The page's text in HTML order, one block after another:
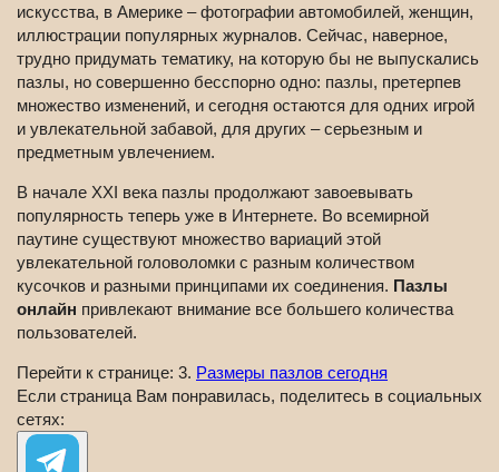
искусства, в Америке – фотографии автомобилей, женщин,
иллюстрации популярных журналов. Сейчас, наверное,
трудно придумать тематику, на которую бы не выпускались
пазлы, но совершенно бесспорно одно: пазлы, претерпев
множество изменений, и сегодня остаются для одних игрой
и увлекательной забавой, для других – серьезным и
предметным увлечением.
В начале XXI века пазлы продолжают завоевывать
популярность теперь уже в Интернете. Во всемирной
паутине существуют множество вариаций этой
увлекательной головоломки с разным количеством
кусочков и разными принципами их соединения. Пазлы
онлайн привлекают внимание все большего количества
пользователей.
Перейти к странице: 3. Размеры пазлов сегодня
Если страница Вам понравилась, поделитесь в социальных
сетях: